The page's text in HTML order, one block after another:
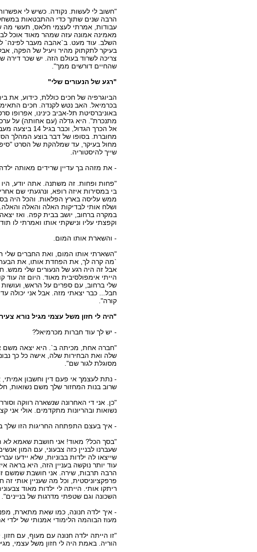
"חשוב לי לעשות. נקודה. כשיש לי
הרבה שנים שתוך כדי ההתבטאות במשחק
עבודות, אמרתי לעצמי חלאס, תעשי מה
מאמינה אמונה עזה שמהר מאוד אוכל
השלב. עוד מעט. ב`אהבה מעבר לפינה`
בעיקר לתקתוק מהיר ויעיל של הפקה,
צריכה לשרוד בעולם הזה. יש שכר דירה
שהחיים דורשים ממך".
"רגע של הנעורים שלי"
הביוגרפיה של חכים כוללת, כידוע, את
בכרמיאל. האב נטש לקנדה. חכים
באוניברסיטת תל-אביב כינינו, אפרופו
מתנכרת". היא גדלה (עם אחותה) על
אל הכרך
מחוברת. בסופו של דבר בוצע המהלך
מחול בעיקר, עד שמלהקת של הסרט
שייך להיסטוריה.
- את מזהה בך עדיין שרידים מאותה
"פחות ופחות. זה משתנה. אתה יודע,
בי במסירות איזה רופא, ונרגעתי שם
ממש עליסה בארץ הפלאות. והכל היה
ושלח אותי לבדיקות האלה והאלה והאלה.
במקרה ברחוב, יושב בבית קפה. ואז
וקפצתי עליו ונישקתי אותו ואמרתי לו
- והשארת אותו המום.
"השארתי אותו המום, ואת החברים שלי
`מה קרה לך, את הפחדת אותו, את
אבל זה היה רגע של הנעורים שלי ממש.
הייתי אימפולסיבית מאוד. היום זה
שלי ברחוב, עם ספרים על הראש, ועושות
חבל... כבר יצאתי מזה. אבל אני יכולה
קורה".
"היה לי חזון משל עצמי מגיל נורא
- יש לך עוד חברות מכרמיאל?
"חברה אחת, מכיתה ב`. היא יצאה משם
שלה ואת הבחירות שלה, אישה כל כך
מסוגלת לגור שם".
- נתת לעצמך אי פעם דין וחשבון
שרוב בנות המחזור שלך משם נשואות,
נשואות ובהריונות מתקדמים. אולי אני
- איך בעצם התפתחה החריגות הזו שלך
"בסך הכל? מאוד! אני חושבת שאמא לא
שעברנו לבניין כזה צבעוני, עם המון
שייצאו לה ילדות בבוניות, שלא יידעו
עוד יותר נוקשה בעניין הזה, היא בראה
הרבה תרבות, שירה. אני חושבת שמשם זה
פרפקציוניסטית, וכל מה שעניין אותי
ריתקו אותי. הייתה לי ילדות מאוד
השכונה וגם שטפתי מדרגות של בניינים".
- איך ילדה חנונה, כמו שאת מתארת,
מעוז הבוהמה הלימודי אמנותי של ילדי
"זו הייתה ילדה חנונה עם מעוף, עם
הוריה. באמת היה לי חזון משל עצמי,